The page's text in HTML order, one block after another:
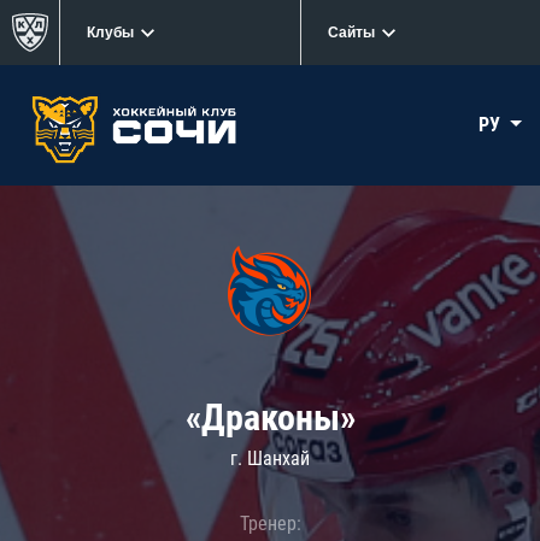
Клубы Сайты
РУ
«Драконы»
г. Шанхай
Тренер: